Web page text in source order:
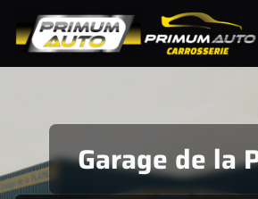
Aller au contenu
Garage de la